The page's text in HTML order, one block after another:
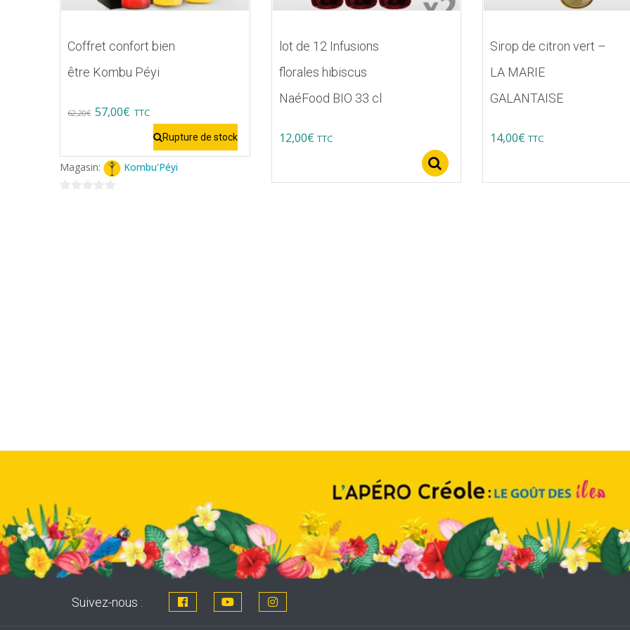
Coffret confort bien
être Kombu Péyi
62,20€ Original
was:
62,20€.
57,00€ Current
price
is:
TTC
Rupture de stock
Magasin: Kombu'Péyi
lot de 12 Infusions
florales hibiscus
NaéFood BIO 33 cl
12,00€ TTC
Sirop de citron vert –
LA MARIE
GALANTAISE
14,00€ TTC
Suivez-nous :